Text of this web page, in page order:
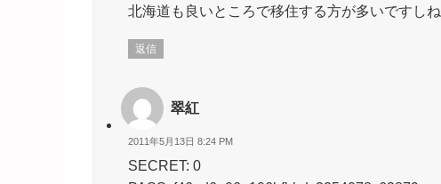
北海道も良いところで移住する方が多いですしね
返信
翠紅
2011年5月13日 8:24 PM
SECRET: 0